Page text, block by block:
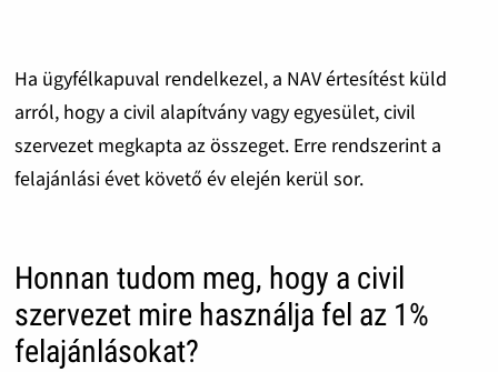
Ha ügyfélkapuval rendelkezel, a NAV értesítést küld
arról, hogy a civil alapítvány vagy egyesület, civil
szervezet megkapta az összeget. Erre rendszerint a
felajánlási évet követő év elején kerül sor.
Honnan tudom meg, hogy a civil
szervezet mire használja fel az 1%
felajánlásokat?